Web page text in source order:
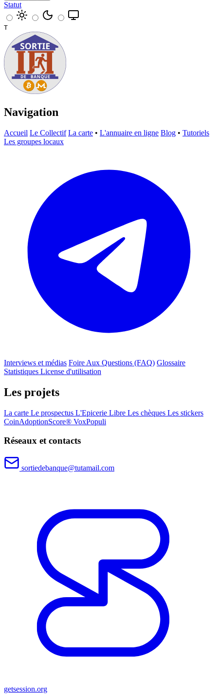
Statut
T
Navigation
Accueil Le Collectif La carte • L'annuaire en ligne Blog • Tutoriels
Les groupes locaux
Interviews et médias Foire Aux Questions (FAQ) Glossaire
Statistiques License d'utilisation
Les projets
La carte Le prospectus L'Epicerie Libre Les chèques Les stickers
CoinAdoptionScore® VoxPopuli
Réseaux et contacts
sortiedebanque@tutamail.com
getsession.org